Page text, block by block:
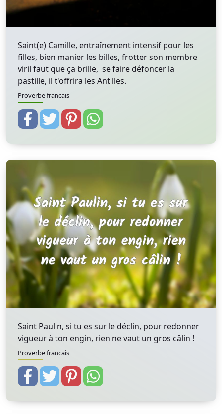
Saint(e) Camille, entraînement intensif pour les
filles, bien manier les billes, frotter son membre
viril faut que ça brille, se faire défoncer la
pastille, il t'offrira les Antilles.
Proverbe francais
Saint Paulin, si tu es sur le déclin, pour redonner
vigueur à ton engin, rien ne vaut un gros câlin !
Proverbe francais